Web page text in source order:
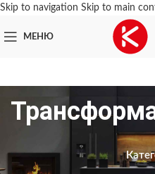
Skip to navigation Skip to main
МЕНЮ